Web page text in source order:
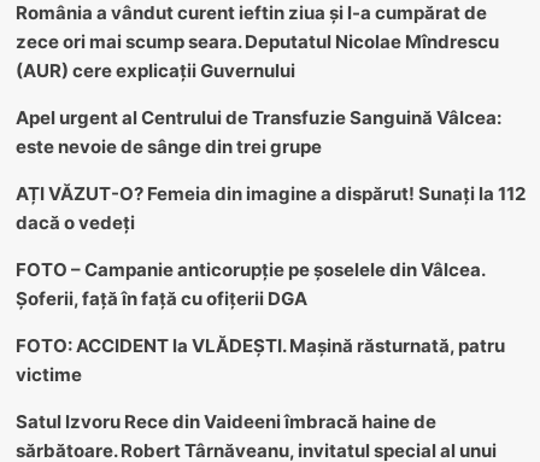
România a vândut curent ieftin ziua și l-a cumpărat de
zece ori mai scump seara. Deputatul Nicolae Mîndrescu
(AUR) cere explicații Guvernului
Apel urgent al Centrului de Transfuzie Sanguină Vâlcea:
este nevoie de sânge din trei grupe
AȚI VĂZUT-O? Femeia din imagine a dispărut! Sunați la 112
dacă o vedeți
FOTO – Campanie anticorupție pe șoselele din Vâlcea.
Șoferii, față în față cu ofițerii DGA
FOTO: ACCIDENT la VLĂDEȘTI. Mașină răsturnată, patru
victime
Satul Izvoru Rece din Vaideeni îmbracă haine de
sărbătoare. Robert Târnăveanu, invitatul special al unui